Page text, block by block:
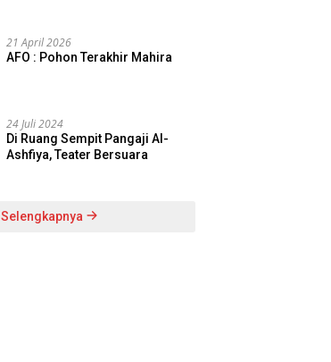
21 April 2026
AFO : Pohon Terakhir Mahira
24 Juli 2024
Di Ruang Sempit Pangaji Al-
Ashfiya, Teater Bersuara
Selengkapnya